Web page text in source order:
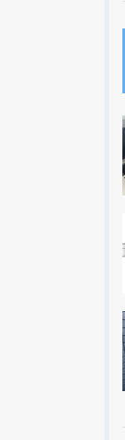
クリッ
クリッ